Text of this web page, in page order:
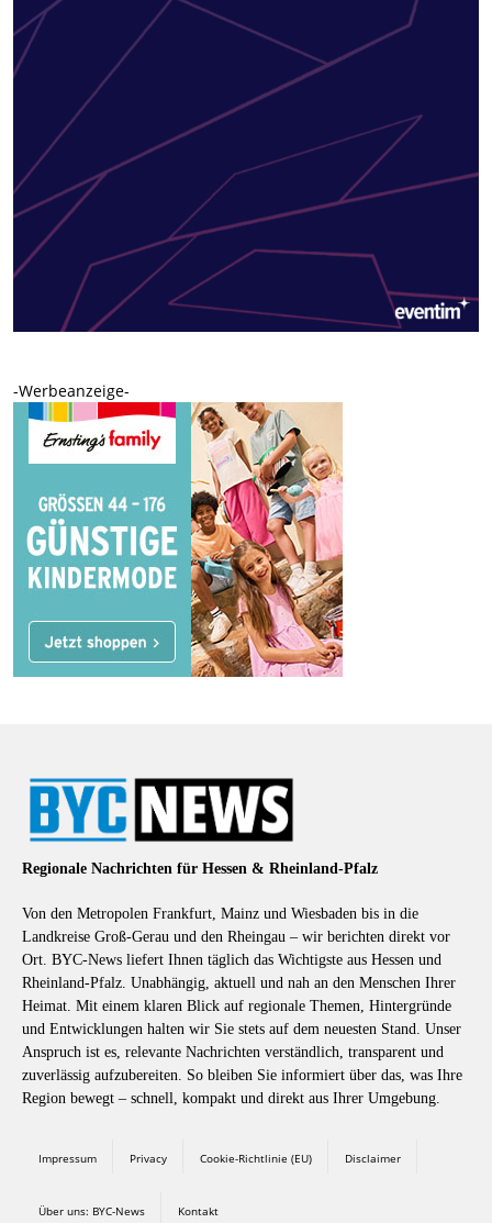
-Werbeanzeige-
Regionale Nachrichten für Hessen & Rheinland-Pfalz
Von den Metropolen Frankfurt, Mainz und Wiesbaden bis in die
Landkreise Groß-Gerau und den Rheingau – wir berichten direkt vor
Ort. BYC-News liefert Ihnen täglich das Wichtigste aus Hessen und
Rheinland-Pfalz. Unabhängig, aktuell und nah an den Menschen Ihrer
Heimat. Mit einem klaren Blick auf regionale Themen, Hintergründe
und Entwicklungen halten wir Sie stets auf dem neuesten Stand. Unser
Anspruch ist es, relevante Nachrichten verständlich, transparent und
zuverlässig aufzubereiten. So bleiben Sie informiert über das, was Ihre
Region bewegt – schnell, kompakt und direkt aus Ihrer Umgebung.
Impressum Privacy Cookie-Richtlinie (EU) Disclaimer
Über uns: BYC-News Kontakt